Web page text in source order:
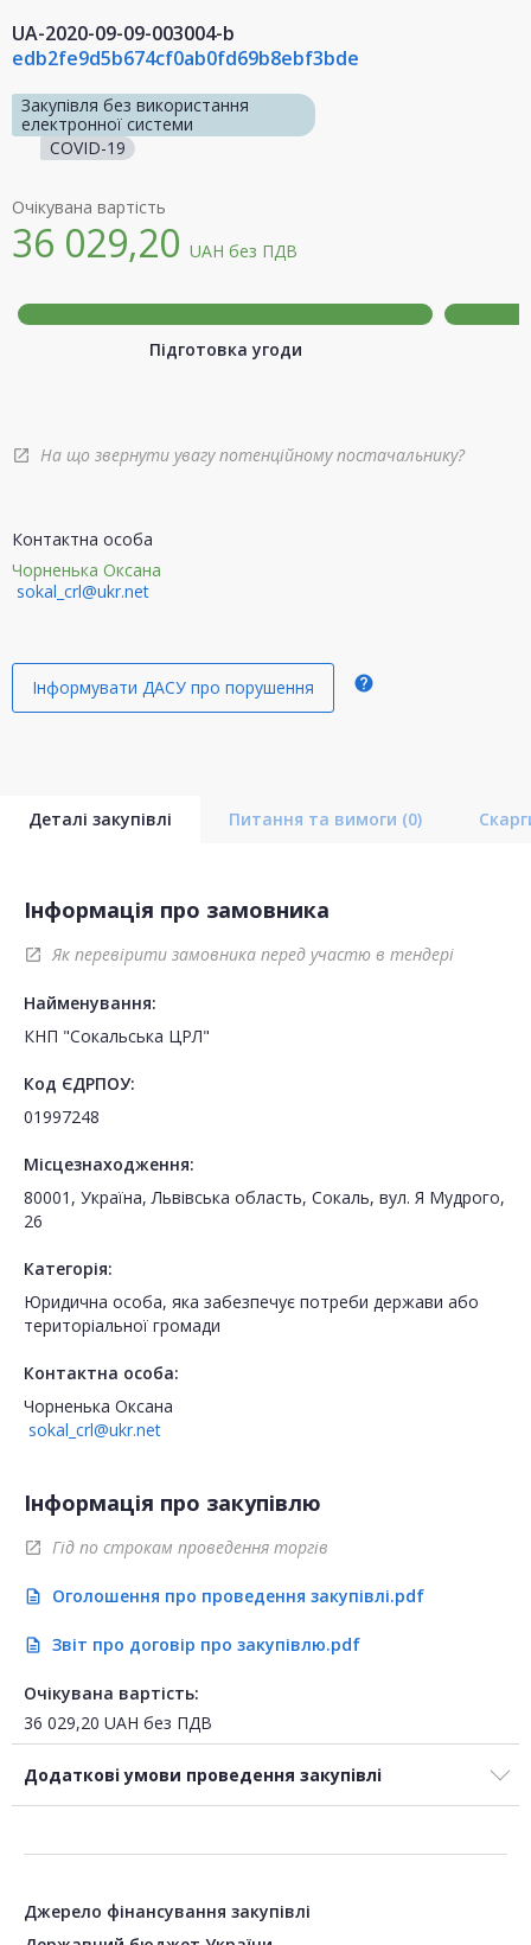
UA-2020-09-09-003004-b
edb2fe9d5b674cf0ab0fd69b8ebf3bde
Закупівля без використання
електронної системи
COVID-19
Очікувана вартість
36 029,20 UAH без ПДВ
Підготовка угоди
open_in_new На що звернути увагу потенційному постачальнику?
Контактна особа
Чорненька Оксана
sokal_crl@ukr.net
Інформувати ДАСУ про порушення help
Деталі закупівлі Питання та вимоги (0)
Інформація про замовника
open_in_new Як перевірити замовника перед участю в тендері
Найменування:
КНП "Сокальська ЦРЛ"
Код ЄДРПОУ:
01997248
Місцезнаходження:
80001, Україна, Львівська область, Сокаль, вул. Я Мудрого,
26
Категорія:
Юридична особа, яка забезпечує потреби держави або
територіальної громади
Контактна особа:
Чорненька Оксана
sokal_crl@ukr.net
Інформація про закупівлю
open_in_new Гід по строкам проведення торгів
description Оголошення про проведення закупівлі.pdf
description Звіт про договір про закупівлю.pdf
Очікувана вартість:
36 029,20 UAH без ПДВ
Додаткові умови проведення закупівлі
Джерело фінансування закупівлі